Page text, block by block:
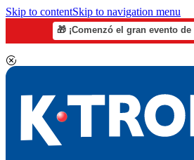
Skip to contentSkip to navigation menu
🎁 ¡Comenzó el gran evento